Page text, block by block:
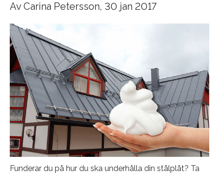
Av Carina Petersson, 30 jan 2017
Funderar du på hur du ska underhålla din stålplåt? Ta